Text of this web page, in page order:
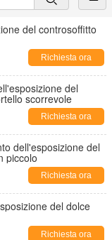
del controsoffitto
Richiesta ora
del
scorrevole
Richiesta ora
dell'esposizione del
piccolo
Richiesta ora
del dolce
Richiesta ora